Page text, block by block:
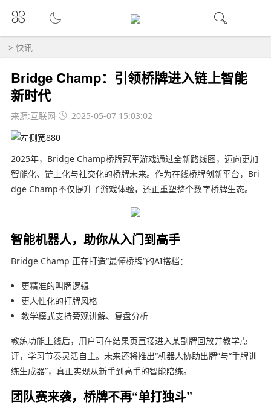
> 快讯
Bridge Champ：引领桥牌进入链上智能
新时代
来源:互联网 2025-05-07 15:03:02
2025年，Bridge Champ桥牌冠军游戏通过全新路线图，迈向更加
智能化、链上化与社交化的桥牌未来。作为在线桥牌创新平台，Bri
dge Champ不仅提升了游戏体验，还正重塑整个数字桥牌生态。
智能机器人，助你从入门到高手
Bridge Champ 正在打造“最懂桥牌”的AI搭档：
更精准的叫牌逻辑
更人性化的打牌风格
教学模式支持旁观讲解、复盘分析
教练功能上线后，用户可在结果页直接进入某副牌回放并教学点
评，学习节奏灵活自主。未来还将推出“机器人协助出牌”与“手牌训
练生成器”，真正实现从新手到高手的智能陪练。
团队赛来袭，桥牌不再“单打独斗”